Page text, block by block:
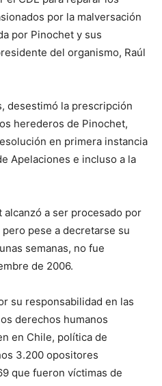
por la malversación
por Pinochet y sus
del organismo, Raúl
desestimó la prescripción
herederos de Pinochet,
en primera instancia
Apelaciones e incluso a la
alcanzó a ser procesado por
pese a decretarse su
semanas, no fue
de 2006.
su responsabilidad en las
derechos humanos
en Chile, política de
3.200 opositores
que fueron víctimas de